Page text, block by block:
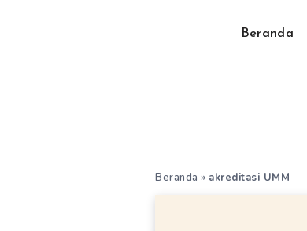
Beranda
Beranda » akreditasi UMM